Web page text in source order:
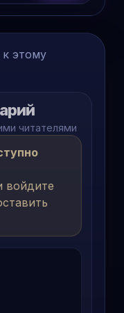
этому
читателями
войдите